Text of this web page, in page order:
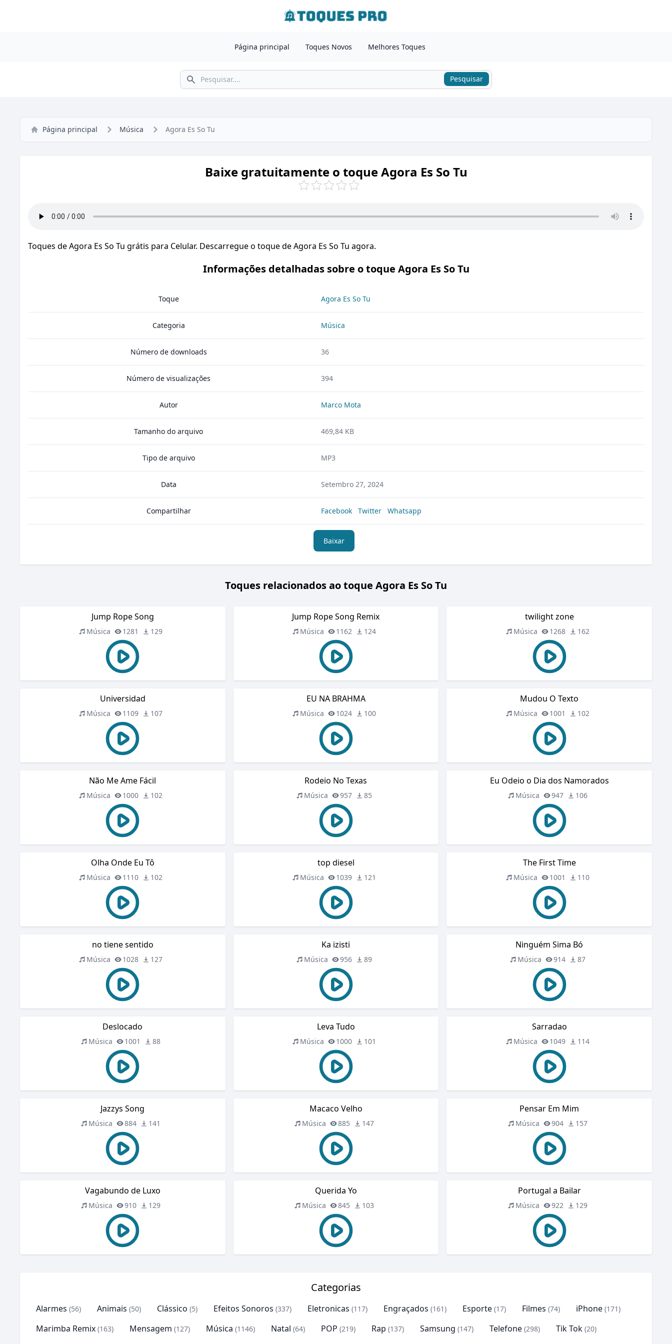
Página principal Toques Novos Melhores Toques
Pesquisar Pesquisar
Página principal Música Agora Es So Tu
Baixe gratuitamente o toque Agora Es So Tu
Toques de Agora Es So Tu grátis para Celular. Descarregue o toque de Agora Es So Tu agora.
Informações detalhadas sobre o toque Agora Es So Tu
Toque Agora Es So Tu
Categoria Música
Número de downloads 36
Número de visualizações 394
Autor Marco Mota
Tamanho do arquivo 469,84 KB
Tipo de arquivo MP3
Data Setembro 27, 2024
Compartilhar Facebook Twitter Whatsapp
Baixar
Toques relacionados ao toque Agora Es So Tu
Jump Rope Song
Música 1281 129
Jump Rope Song Remix
Música 1162 124
twilight zone
Música 1268 162
Universidad
Música 1109 107
EU NA BRAHMA
Música 1024 100
Mudou O Texto
Música 1001 102
Não Me Ame Fácil
Música 1000 102
Rodeio No Texas
Música 957 85
Eu Odeio o Dia dos Namorados
Música 947 106
Olha Onde Eu Tô
Música 1110 102
top diesel
Música 1039 121
The First Time
Música 1001 110
no tiene sentido
Música 1028 127
Ka izisti
Música 956 89
Ninguém Sima Bó
Música 914 87
Deslocado
Música 1001 88
Leva Tudo
Música 1000 101
Sarradao
Música 1049 114
Jazzys Song
Música 884 141
Macaco Velho
Música 885 147
Pensar Em Mim
Música 904 157
Vagabundo de Luxo
Música 910 129
Querida Yo
Música 845 103
Portugal a Bailar
Música 922 129
Categorias
Alarmes (56) Animais (50) Clássico (5) Efeitos Sonoros (337) Eletronicas (117) Engraçados (161) Esporte (17) Filmes (74) iPhone (171)
Marimba Remix (163) Mensagem (127) Música (1146) Natal (64) POP (219) Rap (137) Samsung (147) Telefone (298) Tik Tok (20)